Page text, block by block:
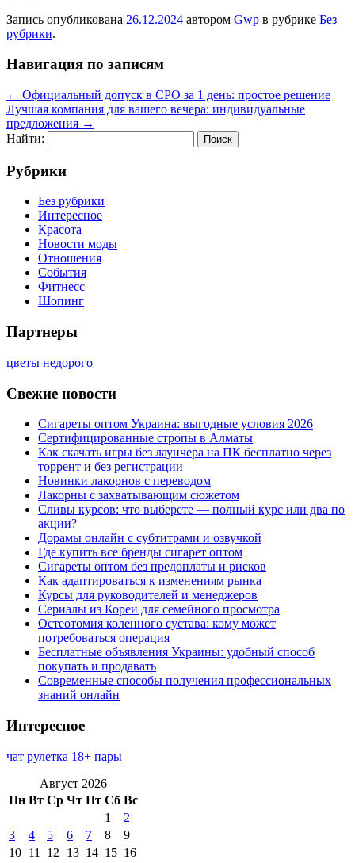
Запись опубликована 26.12.2024 автором Gwp в рубрике Без
рубрики.
Навигация по записям
← Официальный допуск в СРО за 1 день: простое решение
Лучшая компания для вашего вечера: индивидуальные
предложения →
Найти:
Рубрики
Без рубрики
Интересное
Красота
Новости моды
Отношения
События
Фитнесс
Шопинг
Партнеры
цветы недорого
Свежие новости
Сигареты оптом Украина: выгодные условия 2026
Сертифицированные стропы в Алматы
Как скачать игры без лаунчера на ПК бесплатно через
торрент и без регистрации
Новинки лакорнов с переводом
Лакорны с захватывающим сюжетом
Сливы курсов: что выберете — полный курс или два по
акции?
Дорамы онлайн с субтитрами и озвучкой
Где купить все бренды сигарет оптом
Сигареты оптом без предоплаты и рисков
Как адаптироваться к изменениям рынка
Курсы для руководителей и менеджеров
Сериалы из Кореи для семейного просмотра
Остеотомия коленного сустава: кому может
потребоваться операция
Бесплатные объявления Украины: удобный способ
покупать и продавать
Современные способы получения профессиональных
знаний онлайн
Интересное
чат рулетка 18+ пары
Август 2026
Пн Вт Ср Чт Пт Сб Вс
1
2
3
4 5 6 7 8
9
10 11 12 13 14 15 16